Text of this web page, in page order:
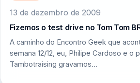
13 de dezembro de 2009
Fizemos o test drive no Tom Tom
A caminho do Encontro Geek que
semana 12/12, eu, Philipe Cardoso e o
Tambotraising gravamos…